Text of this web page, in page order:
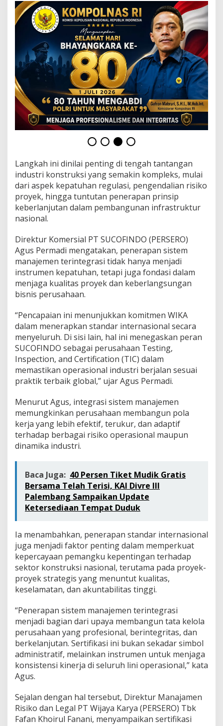
r
T
a
t
a
K
e
l
o
l
a
d
a
n
I
n
a
s
t
u
t
B
e
r
k
e
l
u
a
n
Langkah ini dinilai penting di tengah tantangan
industri konstruksi yang semakin kompleks, mulai
dari aspek kepatuhan regulasi, pengendalian risiko
proyek, hingga tuntutan penerapan prinsip
keberlanjutan dalam pembangunan infrastruktur
nasional.
Direktur Komersial PT SUCOFINDO (PERSERO)
Agus Permadi mengatakan, penerapan sistem
manajemen terintegrasi tidak hanya menjadi
instrumen kepatuhan, tetapi juga fondasi dalam
menjaga kualitas proyek dan keberlangsungan
bisnis perusahaan.
“Pencapaian ini menunjukkan komitmen WIKA
dalam menerapkan standar internasional secara
menyeluruh. Di sisi lain, hal ini menegaskan peran
SUCOFINDO sebagai perusahaan Testing,
Inspection, and Certification (TIC) dalam
memastikan operasional industri berjalan sesuai
praktik terbaik global,” ujar Agus Permadi.
Menurut Agus, integrasi sistem manajemen
memungkinkan perusahaan membangun pola
kerja yang lebih efektif, terukur, dan adaptif
terhadap berbagai risiko operasional maupun
dinamika industri.
Baca Juga: 40 Persen Tiket Mudik Gratis
Bersama Telah Terisi, KAI Divre III
Palembang Sampaikan Update
Ketersediaan Tempat Duduk
Ia menambahkan, penerapan standar internasional
juga menjadi faktor penting dalam memperkuat
kepercayaan pemangku kepentingan terhadap
sektor konstruksi nasional, terutama pada proyek-
proyek strategis yang menuntut kualitas,
keselamatan, dan akuntabilitas tinggi.
“Penerapan sistem manajemen terintegrasi
menjadi bagian dari upaya membangun tata kelola
perusahaan yang profesional, berintegritas, dan
berkelanjutan. Sertifikasi ini bukan sekadar simbol
administratif, melainkan instrumen untuk menjaga
konsistensi kinerja di seluruh lini operasional,” kata
Agus.
Sejalan dengan hal tersebut, Direktur Manajamen
Risiko dan Legal PT Wijaya Karya (PERSERO) Tbk
Fafan Khoirul Fanani, menyampaikan sertifikasi